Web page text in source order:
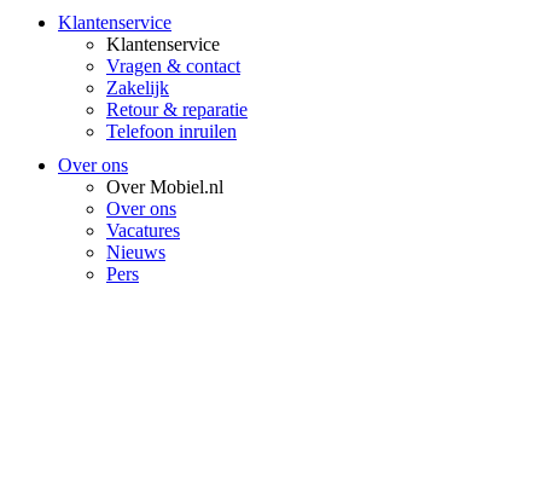
Klantenservice
Klantenservice
Vragen & contact
Zakelijk
Retour & reparatie
Telefoon inruilen
Over ons
Over Mobiel.nl
Over ons
Vacatures
Nieuws
Pers